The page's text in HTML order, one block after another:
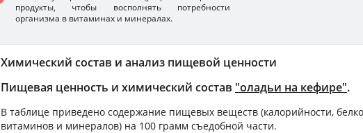
Химический состав и анализ пищевой ценности
Пищевая ценность и химический состав "оладьи на кефире".
В таблице приведено содержание пищевых веществ (калорийности,
витаминов и минералов) на 100 грамм съедобной части.
продукты, чтобы восполнять потребности
организма в витаминах и минералах.